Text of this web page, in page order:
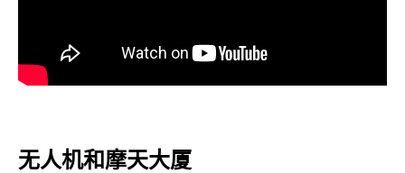
无人机和摩天大厦